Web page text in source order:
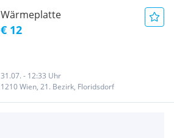
Wärmeplatte
€ 12
31.07. - 12:33 Uhr
1210 Wien, 21. Bezirk, Floridsdorf